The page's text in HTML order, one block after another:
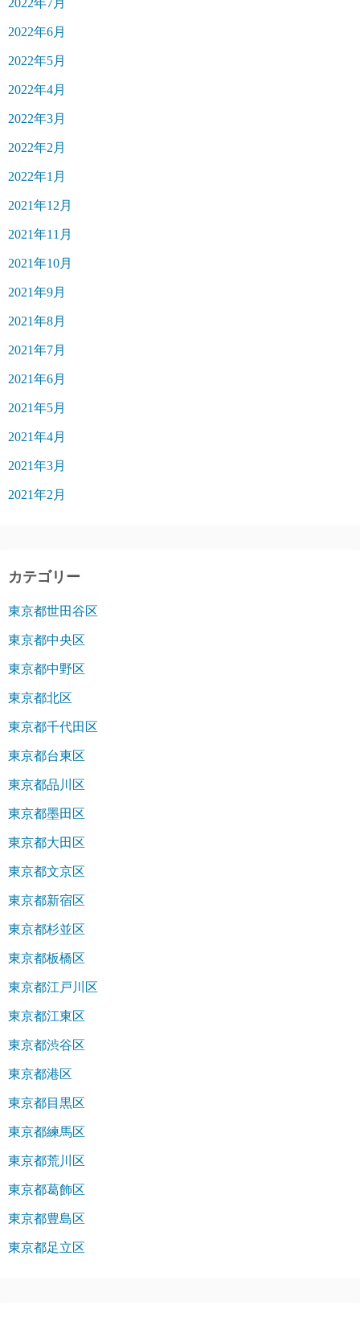
2022年7月
2022年6月
2022年5月
2022年4月
2022年3月
2022年2月
2022年1月
2021年12月
2021年11月
2021年10月
2021年9月
2021年8月
2021年7月
2021年6月
2021年5月
2021年4月
2021年3月
2021年2月
カテゴリー
東京都世田谷区
東京都中央区
東京都中野区
東京都北区
東京都千代田区
東京都台東区
東京都品川区
東京都墨田区
東京都大田区
東京都文京区
東京都新宿区
東京都杉並区
東京都板橋区
東京都江戸川区
東京都江東区
東京都渋谷区
東京都港区
東京都目黒区
東京都練馬区
東京都荒川区
東京都葛飾区
東京都豊島区
東京都足立区